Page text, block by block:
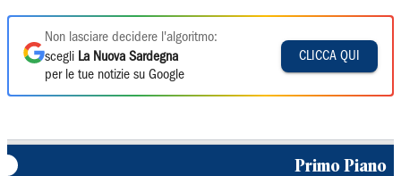
Non lasciare decidere l'algoritmo:
scegli La Nuova Sardegna
per le tue notizie su Google
CLICCA QUI
Primo Piano